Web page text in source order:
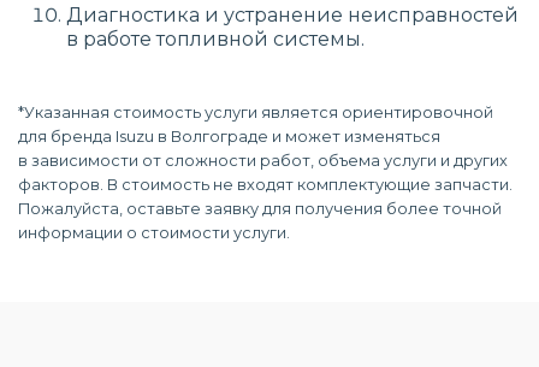
Диагностика и устранение неисправностей
в работе топливной системы.
*Указанная стоимость услуги является ориентировочной
для бренда Isuzu в Волгограде и может изменяться
в зависимости от сложности работ, объема услуги и других
факторов. В стоимость не входят комплектующие запчасти.
Пожалуйста, оставьте заявку для получения более точной
информации о стоимости услуги.